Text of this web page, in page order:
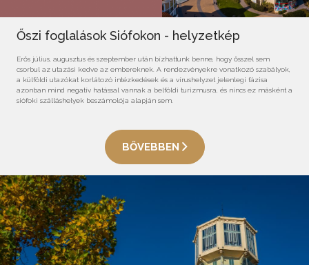
Őszi foglalások Siófokon - helyzetkép
Erős július, augusztus és szeptember után bízhattunk benne, hogy ősszel sem
csorbul az utazási kedve az embereknek. A rendezvényekre vonatkozó szabályok,
a külföldi utazókat korlátozó intézkedések és a vírushelyzet jelenlegi fázisa
azonban mind negatív hatással vannak a belföldi turizmusra, és nincs ez másként a
siófoki szálláshelyek beszámolója alapján sem.
BŐVEBBEN